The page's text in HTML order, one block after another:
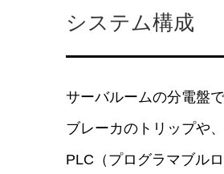
システム構成
サーバルームの分電盤
ブレーカのトリップや
PLC（プログラマブル